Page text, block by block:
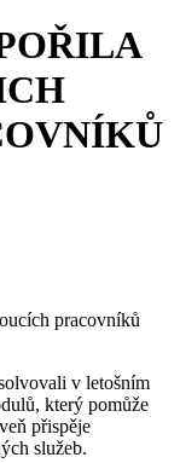
pracovníků
v letošním
který pomůže
přispěje
služeb.